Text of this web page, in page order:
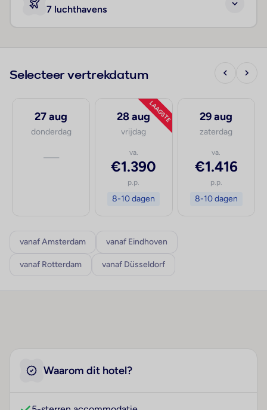
7 luchthavens
Selecteer vertrekdatum
27 aug
donderdag
—
LAAGSTE
28 aug
vrijdag
va.
€1.390
p.p.
8-10 dagen
29 aug
zaterdag
va.
€1.416
p.p.
8-10 dagen
vanaf Amsterdam vanaf Eindhoven
vanaf Rotterdam vanaf Düsseldorf
Waarom dit hotel?